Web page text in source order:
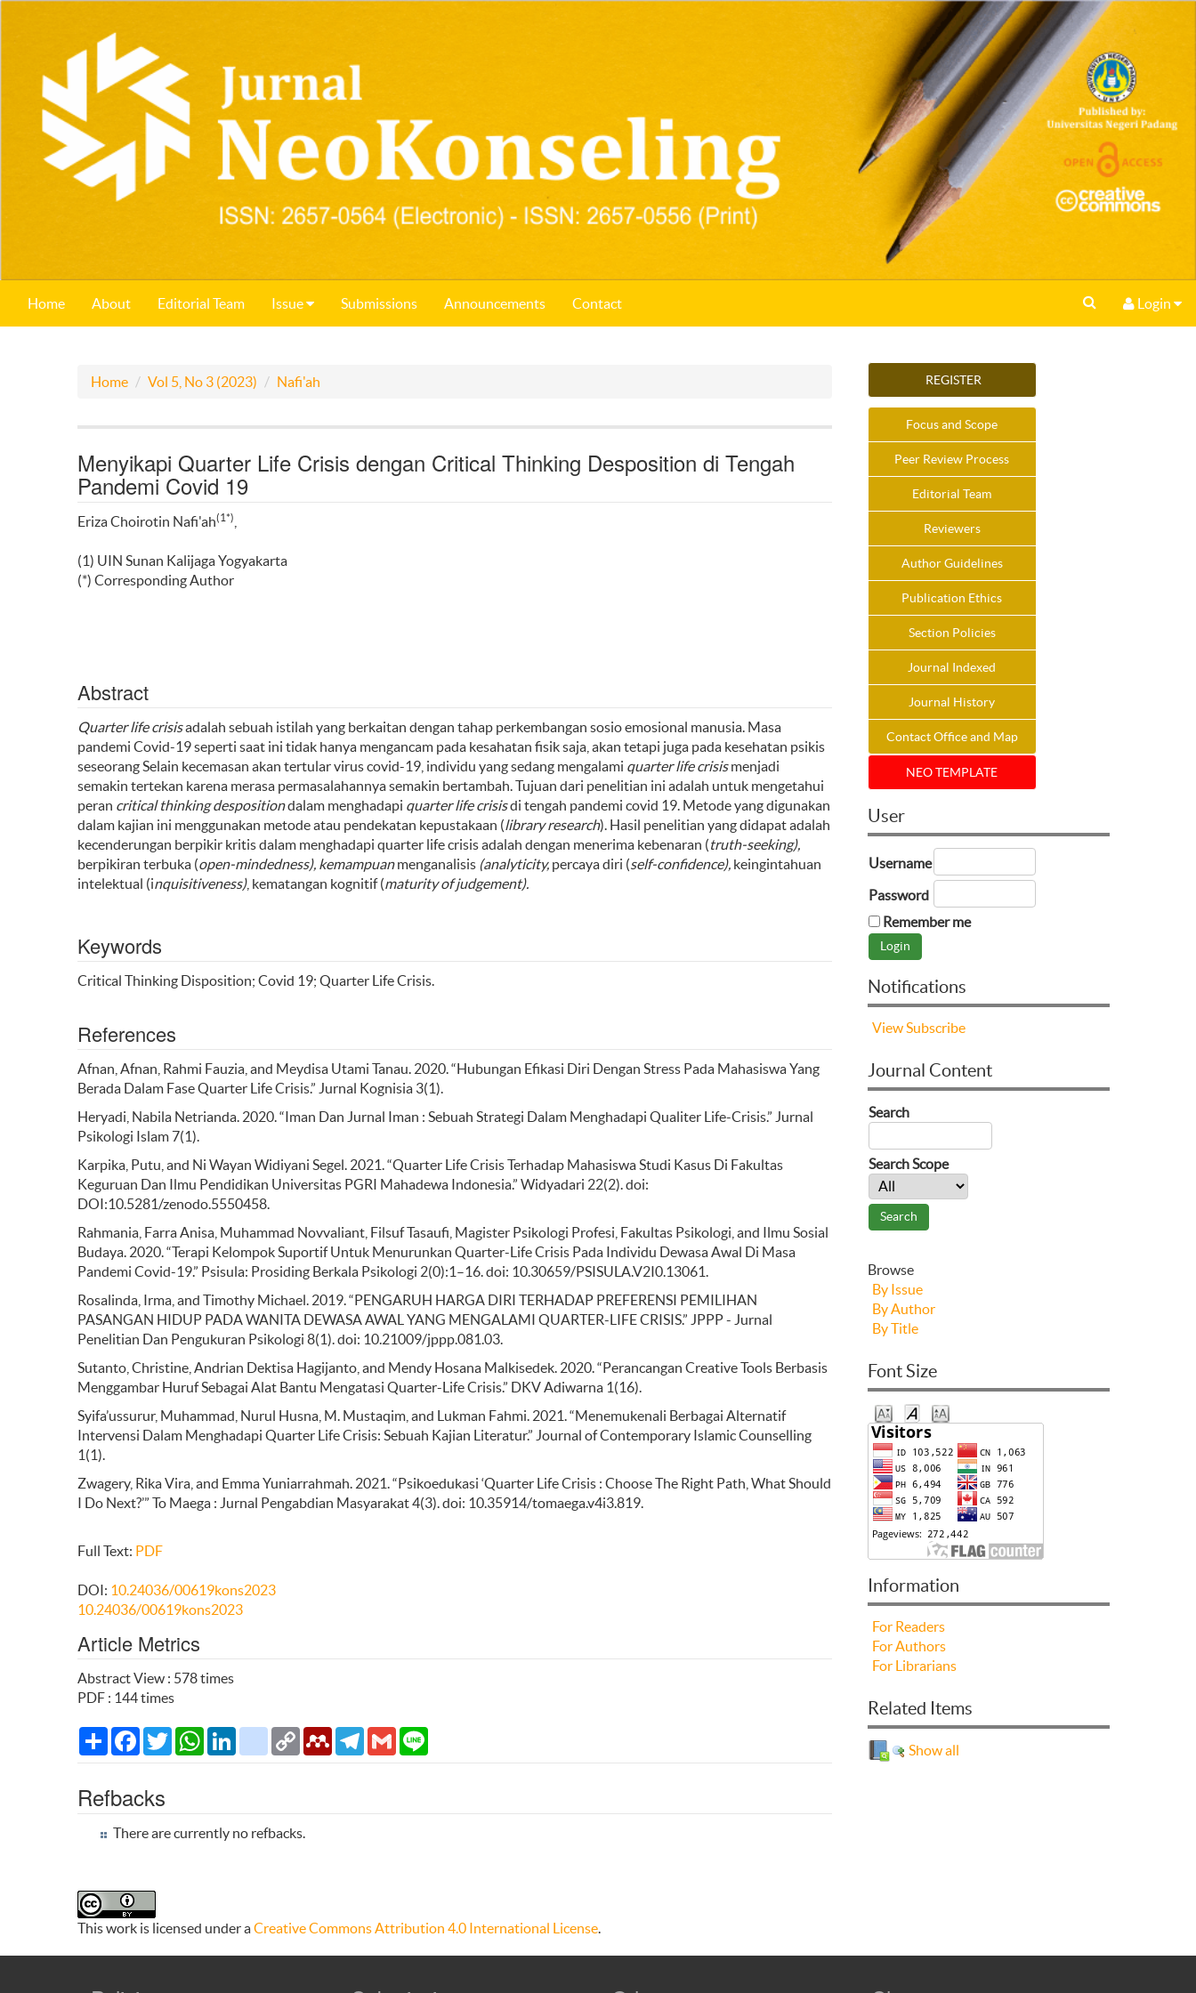
Home About Editorial Team Issue Submissions Announcements Contact Login
Home Vol 5, No 3 (2023) Nafi'ah
Menyikapi Quarter Life Crisis dengan Critical Thinking Desposition di Tengah
Pandemi Covid 19
Eriza Choirotin Nafi'ah(1*)
(1) UIN Sunan Kalijaga Yogyakarta
(*) Corresponding Author
Abstract
Quarter life crisisadalah sebuah istilah yang berkaitan dengan tahap perkembangan sosio emosional manusia. Masa
pandemi Covid-19 seperti saat ini tidak hanya mengancam pada kesahatan fisik saja, akan tetapi juga pada kesehatan psikis
seseorang Selain kecemasan akan tertular virus covid-19, individu yang sedang mengalami quarter life crisismenjadi
semakin tertekan karena merasa permasalahannya semakin bertambah. Tujuan dari penelitian ini adalah untuk mengetahui
peran critical thinking despositiondalam menghadapi quarter life crisisdi tengah pandemi covid 19. Metode yang digunakan
dalam kajian ini menggunakan metode atau pendekatan kepustakaan (library research). Hasil penelitian yang didapat adalah
kecenderungan berpikir kritis dalam menghadapi quarter life crisis adalah dengan menerima kebenaran (truth-seeking),
berpikiran terbuka (open-mindedness), kemampuanmenganalisis (analyticity, percayadiri (self-confidence), keingintahuan
intelektual (inquisitiveness), kematangan kognitif (maturity of judgement).
Keywords
Critical Thinking Disposition; Covid 19; Quarter Life Crisis.
References
Afnan, Afnan, Rahmi Fauzia, and Meydisa Utami Tanau. 2020. “Hubungan Efikasi Diri Dengan Stress Pada Mahasiswa Yang
Berada Dalam Fase Quarter Life Crisis.” Jurnal Kognisia 3(1).
Heryadi, Nabila Netrianda. 2020. “Iman Dan Jurnal Iman : Sebuah Strategi Dalam Menghadapi Qualiter Life-Crisis.” Jurnal
Psikologi Islam 7(1).
Karpika, Putu, and Ni Wayan Widiyani Segel. 2021. “Quarter Life Crisis Terhadap Mahasiswa Studi Kasus Di Fakultas
Keguruan Dan Ilmu Pendidikan Universitas PGRI Mahadewa Indonesia.” Widyadari 22(2). doi:
DOI:10.5281/zenodo.5550458.
Rahmania, Farra Anisa, Muhammad Novvaliant, Filsuf Tasaufi, Magister Psikologi Profesi, Fakultas Psikologi, and Ilmu Sosial
Budaya. 2020. “Terapi Kelompok Suportif Untuk Menurunkan Quarter-Life Crisis Pada Individu Dewasa Awal Di Masa
Pandemi Covid-19.” Psisula: Prosiding Berkala Psikologi 2(0):1–16. doi: 10.30659/PSISULA.V2I0.13061.
Rosalinda, Irma, and Timothy Michael. 2019. “PENGARUH HARGA DIRI TERHADAP PREFERENSI PEMILIHAN
PASANGAN HIDUP PADA WANITA DEWASA AWAL YANG MENGALAMI QUARTER-LIFE CRISIS.” JPPP - Jurnal
Penelitian Dan Pengukuran Psikologi 8(1). doi: 10.21009/jppp.081.03.
Sutanto, Christine, Andrian Dektisa Hagijanto, and Mendy Hosana Malkisedek. 2020. “Perancangan Creative Tools Berbasis
Menggambar Huruf Sebagai Alat Bantu Mengatasi Quarter-Life Crisis.” DKV Adiwarna 1(16).
Syifa’ussurur, Muhammad, Nurul Husna, M. Mustaqim, and Lukman Fahmi. 2021. “Menemukenali Berbagai Alternatif
Intervensi Dalam Menghadapi Quarter Life Crisis: Sebuah Kajian Literatur.” Journal of Contemporary Islamic Counselling
1(1).
Zwagery, Rika Vira, and Emma Yuniarrahmah. 2021. “Psikoedukasi ‘Quarter Life Crisis : Choose The Right Path, What Should
I Do Next?’” To Maega : Jurnal Pengabdian Masyarakat 4(3). doi: 10.35914/tomaega.v4i3.819.
Full Text: PDF
DOI: 10.24036/00619kons2023
10.24036/00619kons2023
Article Metrics
Abstract View : 578 times
PDF : 144 times
Share Facebook
TwitterWhatsApp
LinkedInciteulikeCopy
Link
MendeleyTelegram
Gmail
Refbacks
There are currently no refbacks.
This work is licensed under aCreative Commons Attribution 4.0 International License
REGISTER
Focus and Scope
Peer Review Process
Editorial Team
Reviewers
Author Guidelines
Publication Ethics
Section Policies
Journal Indexed
Journal History
Contact Office and Map
NEO TEMPLATE
User
Username
Password
Remember me
Notifications
View Subscribe
Journal Content
Search
Search Scope
Browse
By Issue
By Author
By Title
Font Size
Information
For Readers
For Authors
For Librarians
Related Items
Show all